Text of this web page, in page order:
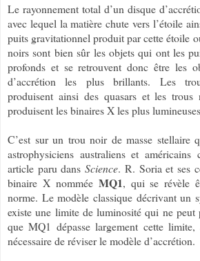
Le rayonnement total d’un disque
avec lequel la matière chute vers l’étoile
puits gravitationnel produit par cette étoile
noirs sont bien sûr les objets qui ont les
profonds et se retrouvent donc être les
d’accrétion les plus brillants. Les
produisent ainsi des quasars et les trous
produisent les binaires X les plus
C’est sur un trou noir de masse stellaire
astrophysiciens australiens et américains
article paru dansScience. R. Soria et ses
binaire X nommée MQ1, qui se révèle
norme. Le modèle classique décrivant un
existe une limite de luminosité qui ne peut
que MQ1 dépasse largement cette
nécessaire de réviser le modèle d’accrétion.